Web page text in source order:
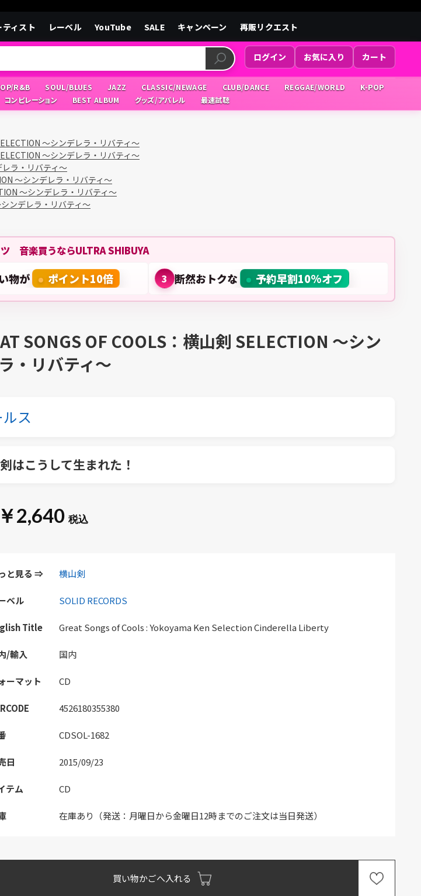
ティスト レーベル YouTube SALE キャンペーン 再販リクエスト
ログイン お気に入り カート
R&B SOUL/BLUES JAZZ CLASSIC/NEWAGE CLUB/DANCE REGGAE/WORLD
K-POP
コンピレーション BEST ALBUM グッズ/アパレル 最速試聴
～シンデレラ・リバティ～
～シンデレラ・リバティ～
レラ・リバティ～
～シンデレラ・リバティ～
～シンデレラ・リバティ～
シンデレラ・リバティ～
音楽買うならULTRA SHIBUYA
物が ポイント10倍 3 断然おトクな 予約早割10%オフ
SONGS OF COOLS：横山剣 SELECTION ～シン
・リバティ～
ス
はこうして生まれた！
￥2,640
と見る ⇒ 横山剣
ベル SOLID RECORDS
Title Great Songs of Cools : Yokoyama Ken Selection Cinderella Liberty
/輸入 国内
ーマット CD
4526180355380
CDSOL-1682
日 2015/09/23
テム CD
在庫あり（発送：月曜日から金曜日12時までのご注文は当日発送）
買い物かごへ入れる